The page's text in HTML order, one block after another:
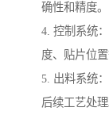
确性和精度。
4. 控制系统
度、贴片位
5. 出料系统
后续工艺处理